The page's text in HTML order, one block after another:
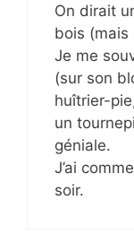
On dirait
bois (mais
Je me
(sur son
huîtrier-
un
géniale.
J’ai
soir.